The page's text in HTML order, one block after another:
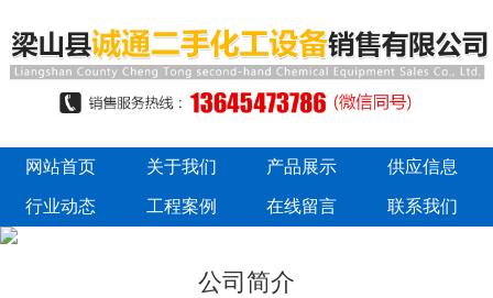
网站首页 关于我们 产品展示 供应信息
行业动态 工程案例 在线留言 联系我们
公司简介